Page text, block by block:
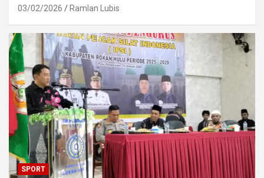
03/02/2026 Ramlan Lubis
SPORT